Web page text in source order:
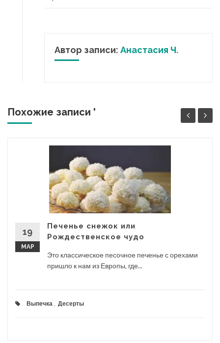
Автор записи: Анастасия Ч.
Похожие записи '
19
МАР
Печенье снежок или
Рождественское чудо
Это классическое песочное печенье с орехами
пришло к нам из Европы, где...
Выпечка Десерты